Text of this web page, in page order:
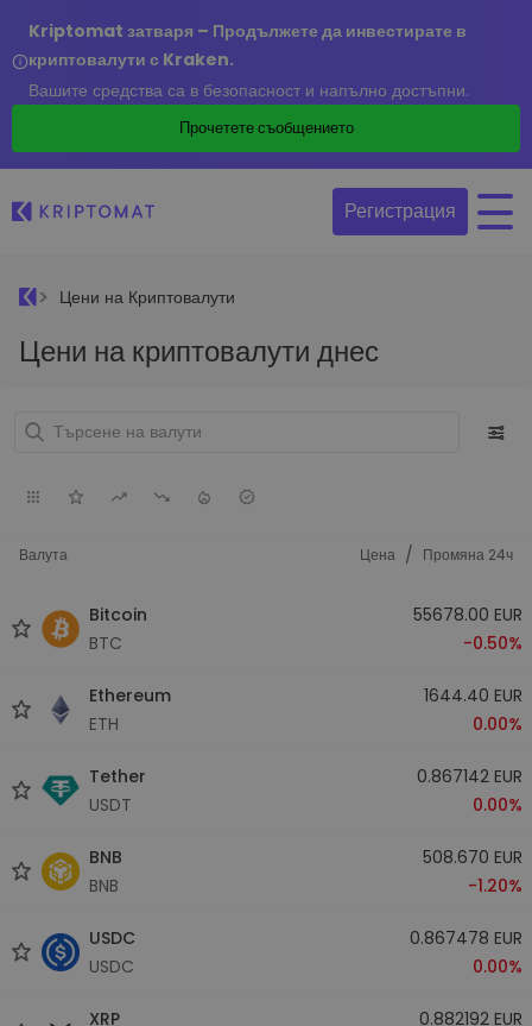
Kriptomat затваря – Продължете да инвестирате в
криптовалути с Kraken.
Вашите средства са в безопасност и напълно достъпни.
Прочетете съобщението
Регистрация
Цени на Криптовалути
Цени на криптовалути днес
Валута Цена / Промяна 24ч
Bitcoin
BTC
55678.00 EUR
-0.50%
Ethereum
ETH
1644.40 EUR
0.00%
Tether
USDT
0.867142 EUR
0.00%
BNB
BNB
508.670 EUR
-1.20%
USDC
USDC
0.867478 EUR
0.00%
XRP
0.882192 EUR